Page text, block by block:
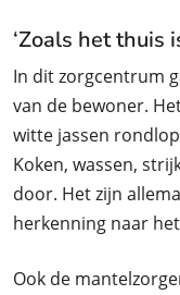
‘Zoals het thuis
In dit zorgcentrum
van de bewoner.
witte jassen
Koken, wassen,
door. Het zijn
herkenning naar
Ook de